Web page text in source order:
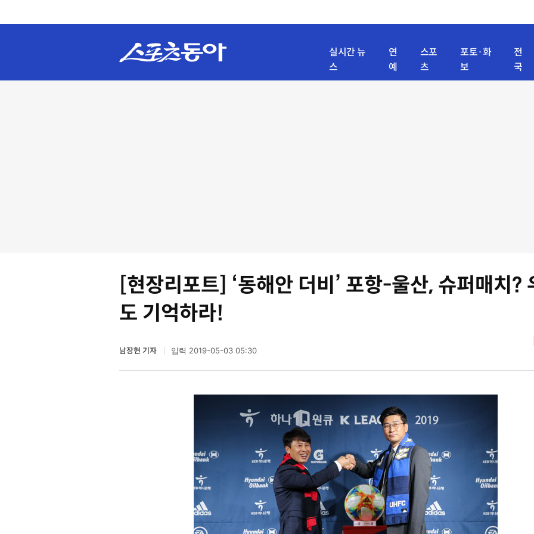
실시간 뉴
스
연
예
스포
츠
포토·화
보
전
국
[현장리포트] ‘동해안 더비’ 포항-울산, 슈퍼매치?
도 기억하라!
남장현 기자 입력 2019-05-03 05:30